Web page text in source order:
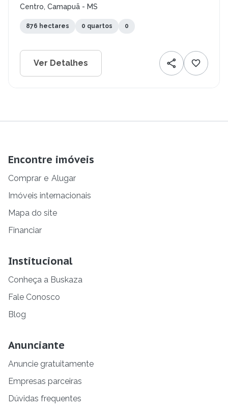
Centro, Camapuã - MS
876 hectares 0 quartos 0
Ver Detalhes
Encontre imóveis
Comprar e Alugar
Imóveis internacionais
Mapa do site
Financiar
Institucional
Conheça a Buskaza
Fale Conosco
Blog
Anunciante
Anuncie gratuitamente
Empresas parceiras
Dúvidas frequentes